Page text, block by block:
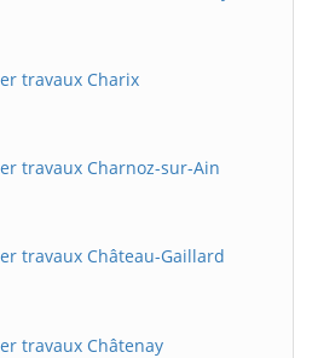
travaux Charix
travaux Charnoz-sur-Ain
travaux Château-Gaillard
travaux Châtenay